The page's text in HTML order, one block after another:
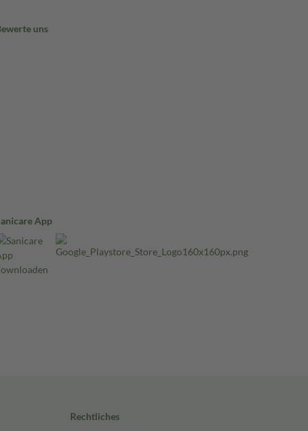
uns
App
Rechtliches